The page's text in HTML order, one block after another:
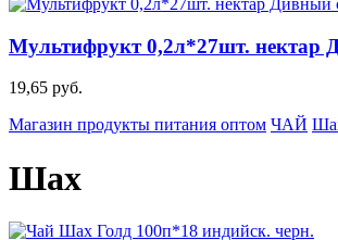
Мультифрукт 0,2л*27шт. нектар
19,65 руб.
Магазин продукты питания оптом ЧАЙ
Шах